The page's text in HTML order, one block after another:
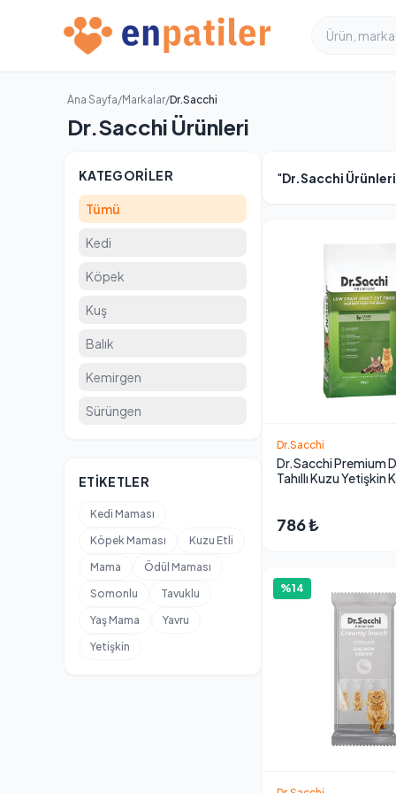
Ana Sayfa/Markalar/Dr.Sacchi
Dr.Sacchi Ürünleri
KATEGORILER
Tümü
Kedi
Köpek
Kuş
Balık
Kemirgen
Sürüngen
ETIKETLER
Kedi Maması
Köpek Maması
Kuzu Etli
Mama
Ödül Maması
Somonlu
Tavuklu
Yaş Mama
Yavru
Yetişkin
"Dr.Sacchi Ürünleri
Dr.Sacchi
Dr.Sacchi Premium
Tahıllı Kuzu Yetişkin
786 ₺
%14